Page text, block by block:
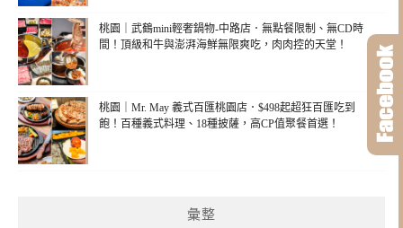
桃園｜武鶴mini輕奢鍋物-中路店．無點餐限制、無CD時
間！頂級和牛與澎湃海鮮無限爽吃，肉肉控的天堂！
桃園｜Mr. May 義式百匯桃園店．$498起超狂百匯吃到
飽！百種義式料理、18種披薩，高CP值聚餐首選！
彙整